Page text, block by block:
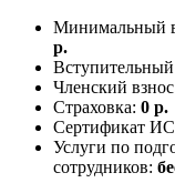
Минимальный
р.
Вступительный
Членский
Страховка: 0 р.
Сертификат
Услуги по
сотрудников: